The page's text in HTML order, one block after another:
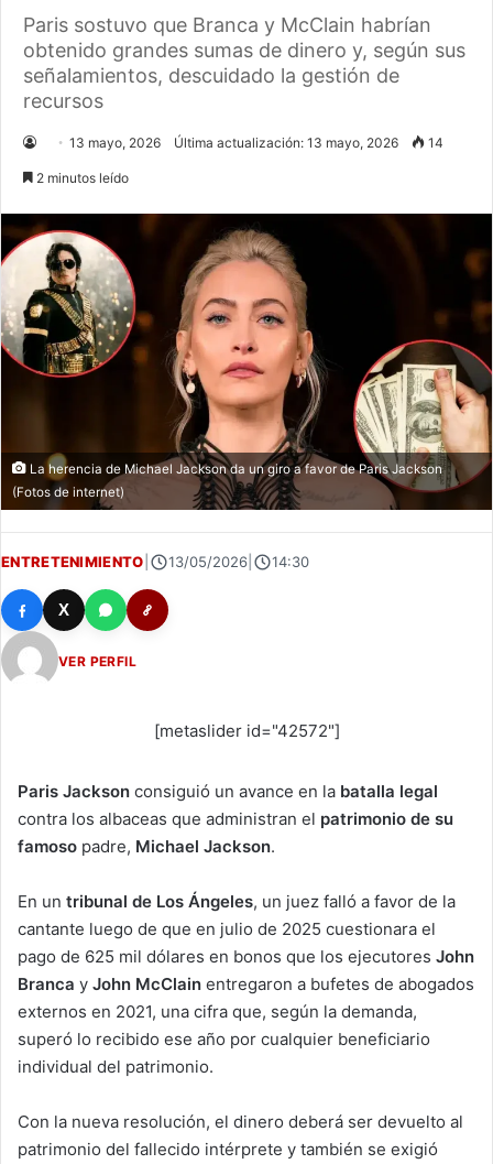
Paris sostuvo que Branca y McClain habrían
obtenido grandes sumas de dinero y, según sus
señalamientos, descuidado la gestión de
recursos
13 mayo, 2026 Última actualización: 13 mayo, 2026 14
2 minutos leído
La herencia de Michael Jackson da un giro a favor de Paris Jackson
(Fotos de internet)
ENTRETENIMIENTO 13/05/2026| 14:30
X
VER PERFIL
[metaslider id="42572"]
Paris Jackson consiguió un avance en la batalla legal
contra los albaceas que administran el patrimonio de su
famoso padre, Michael Jackson.
En un tribunal de Los Ángeles, un juez falló a favor de la
cantante luego de que en julio de 2025 cuestionara el
pago de 625 mil dólares en bonos que los ejecutores John
Branca y John McClain entregaron a bufetes de abogados
externos en 2021, una cifra que, según la demanda,
superó lo recibido ese año por cualquier beneficiario
individual del patrimonio.
Con la nueva resolución, el dinero deberá ser devuelto al
patrimonio del fallecido intérprete y también se exigió